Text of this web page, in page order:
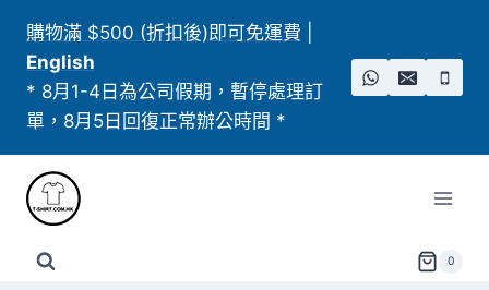
content
購物滿 $500 (折扣後)即可免運費
English
* 8月1-4日為公司假期，暫停處理訂
單，8月5日回復正常辦公時間 *
0